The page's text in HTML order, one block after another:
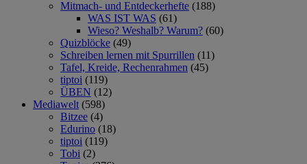
Mitmach- und Entdeckerhefte (188)
WAS IST WAS (61)
Wieso? Weshalb? Warum? (60)
Quizblöcke (49)
Schreiben lernen mit Spurrillen (11)
Tafel, Kreide, Rechenrahmen (45)
tiptoi (119)
ÜBEN (12)
Mediawelt (598)
Bitzee (4)
Edurino (18)
tiptoi (119)
Tobi (2)